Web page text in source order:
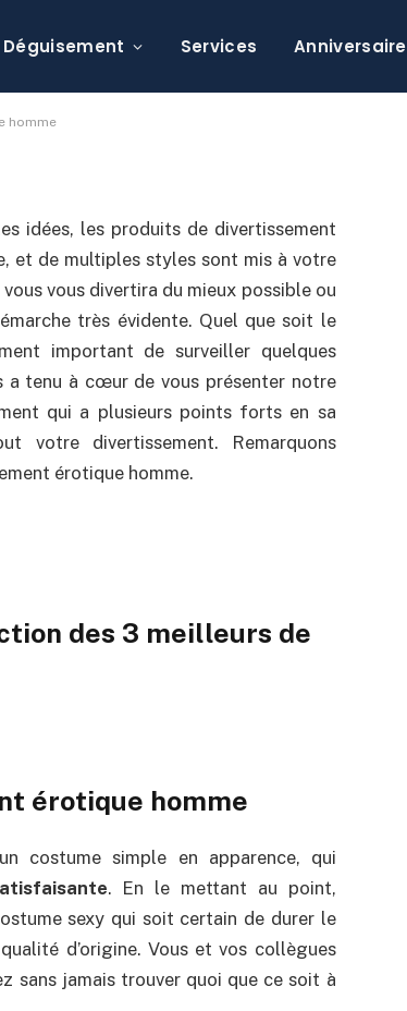
Déguisement Services Anniversaire
homme
idées, les produits de divertissement
et de multiples styles sont mis à votre
vous divertira du mieux possible ou
très évidente. Quel que soit le
important de surveiller quelques
a tenu à cœur de vous présenter notre
qui a plusieurs points forts en sa
votre divertissement. Remarquons
érotique homme.
des 3 meilleurs de
érotique homme
costume simple en apparence, qui
. En le mettant au point,
sexy qui soit certain de durer le
d’origine. Vous et vos collègues
sans jamais trouver quoi que ce soit à